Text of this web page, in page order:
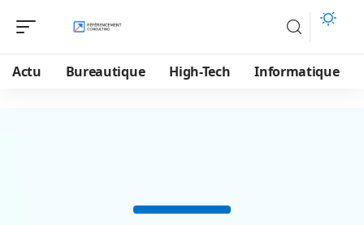
Actu Bureautique High-Tech Informatique